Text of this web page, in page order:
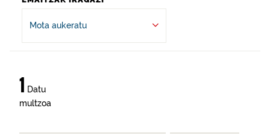
Mota aukeratu
1 Datu
multzoa